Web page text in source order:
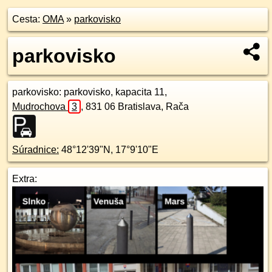
Cesta: OMA» parkovisko
parkovisko
parkovisko: parkovisko, kapacita 11,
Mudrochova
3 , 831 06 Bratislava, Rača
Súradnice: 48°12'39"N , 17°9'10"E
Extra: